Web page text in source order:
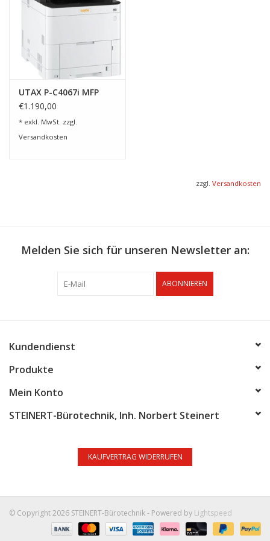
Zuverlässigkeit– gleichbleibende Druckergebnisse über den
gesamten Lebenszyklus des Toners.
Kosteneffizienz
den Austauschaufwand.
Einfache Installation
Handhabung.
Magenta : ca. 10.000 Seiten (bei 5 % Deckung)
Gelb: ca. 10.000 Seiten (bei 5 % Deckung)
Vorteile auf einen Blick:
Zuverlässige Druckqualität – klare Texte und brillante Farben
UTAX P-C4067i MFP
€1.190,00
* exkl. MwSt. zzgl.
Versandkosten
zzgl. Versandkosten
Melden Sie sich für unseren Newsletter an:
ABONNIEREN
Kundendienst
Produkte
Mein Konto
STEINERT-Bürotechnik, Inh. Norbert Steinert
KAUFVERTRAG WIDERRUFEN
© Copyright 2026 STEINERT-Bürotechnik - Powered by Lightspeed